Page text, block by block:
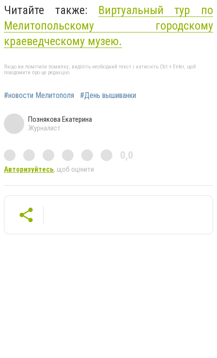
Читайте также: Виртуальный тур по
Мелитопольскому городскому
краеведческому музею.
Якщо ви помітили помилку, виділіть необхідний текст і натисніть Ctrl + Enter, щоб
повідомити про це редакцію
#новости Мелитополя #День вышиванки
Познякова Екатерина
Журналист
0,0
Авторизуйтесь, щоб оцінити